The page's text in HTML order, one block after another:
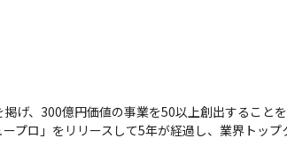
げ、300億円価値の事業を50以上創出すること
プロ」をリリースして5年が経過し、業界トッ